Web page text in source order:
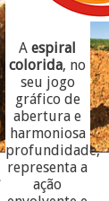
Aespiral
colorida, no
seu jogo
gráfico de
abertura e
harmoniosa
profundidade,
representa a
ação